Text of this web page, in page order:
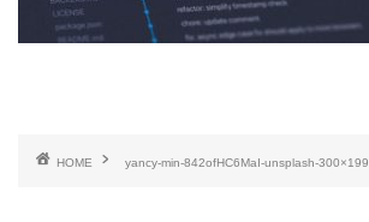
HOME yancy-min-842ofHC6MaI-unsplash-300×199